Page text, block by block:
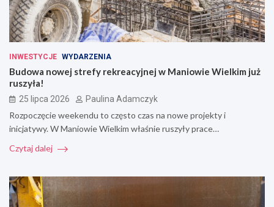
INWESTYCJE WYDARZENIA
Budowa nowej strefy rekreacyjnej w Maniowie Wielkim już
ruszyła!
25 lipca 2026 Paulina Adamczyk
Rozpoczęcie weekendu to często czas na nowe projekty i
inicjatywy. W Maniowie Wielkim właśnie ruszyły prace…
Czytaj dalej